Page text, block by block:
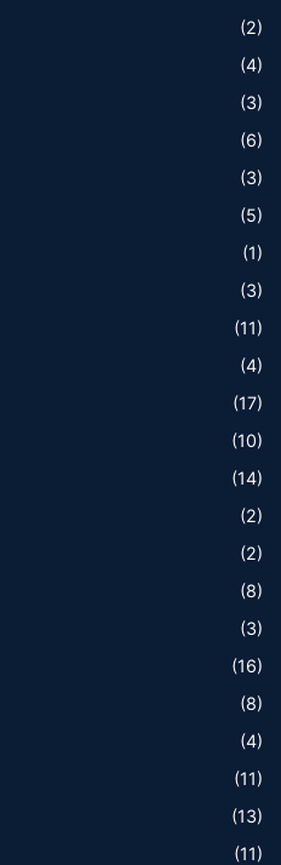
(2)
(4)
(3)
(6)
(3)
(5)
(1)
(3)
(11)
(4)
(17)
(10)
(14)
(2)
(2)
(8)
(3)
(16)
(8)
(4)
(11)
(13)
(11)